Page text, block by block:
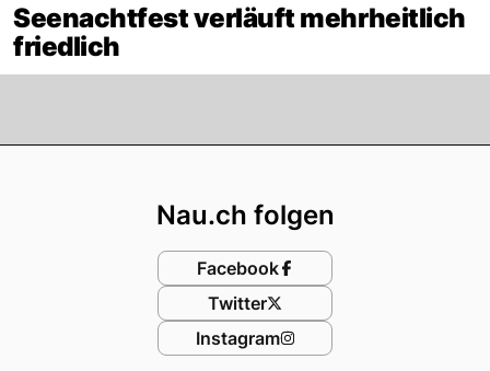
Seenachtfest verläuft mehrheitlich
friedlich
Nau.ch folgen
Facebook
Twitter
Instagram